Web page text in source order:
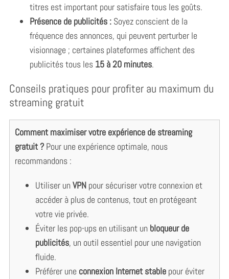
titres est important pour satisfaire tous les goûts.
Présence de publicités :Soyez conscient de la
fréquence des annonces, qui peuvent perturber le
visionnage ; certaines plateformes affichent des
publicités tous les 15 à 20 minutes.
Conseils pratiques pour profiter au maximum du
streaming gratuit
Comment maximiser votre expérience de streaming
gratuit ?Pour une expérience optimale, nous
recommandons :
Utiliser un VPNpour sécuriser votre connexion et
accéder à plus de contenus, tout en protégeant
votre vie privée.
Éviter les pop-ups en utilisant un bloqueur de
publicités, un outil essentiel pour une navigation
fluide.
Préférer une connexion Internet stablepour éviter
a
r
h
f
r
: